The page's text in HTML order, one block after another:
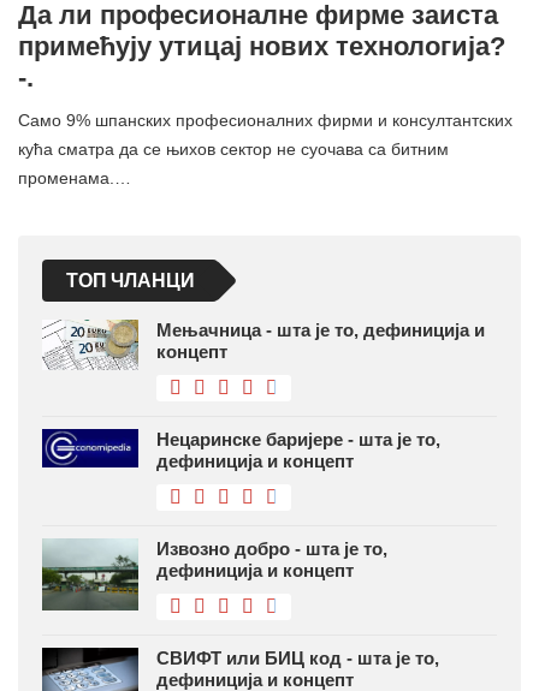
Да ли професионалне фирме заиста
примећују утицај нових технологија?
-.
Само 9% шпанских професионалних фирми и консултантских
кућа сматра да се њихов сектор не суочава са битним
променама.…
ТОП ЧЛАНЦИ
Мењачница - шта је то, дефиниција и
концепт
Нецаринске баријере - шта је то,
дефиниција и концепт
Извозно добро - шта је то,
дефиниција и концепт
СВИФТ или БИЦ код - шта је то,
дефиниција и концепт